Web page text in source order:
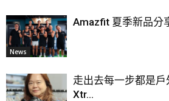
News
Amazfit 夏季新品分
走出去每一步都是戶
Xtr...